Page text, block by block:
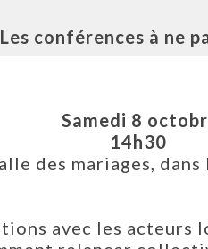
Les conférences à ne
Samedi 8
14h30
des mariages,
avec les acteurs